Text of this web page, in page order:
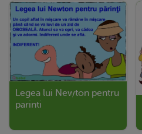
Legea lui Newton pentru
parinti